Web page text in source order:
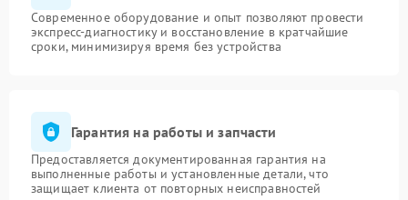
Современное оборудование и опыт позволяют провести
экспресс-диагностику и восстановление в кратчайшие
сроки, минимизируя время без устройства
Гарантия на работы и запчасти
Предоставляется документированная гарантия на
выполненные работы и установленные детали, что
защищает клиента от повторных неисправностей